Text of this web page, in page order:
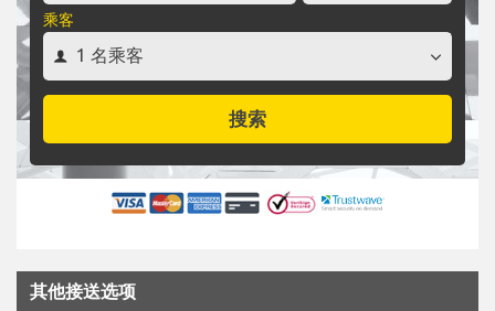
乘客
搜索
其他接送选项